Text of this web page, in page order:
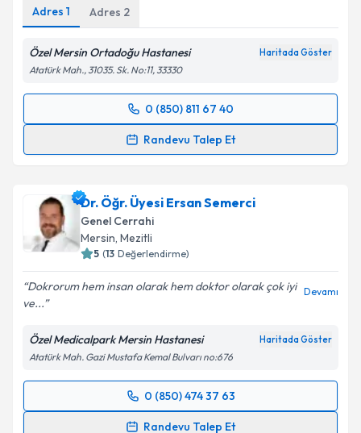
Adres 1 Adres 2
Özel Mersin Ortadoğu Hastanesi Haritada Göster
Atatürk Mah., 31035. Sk. No:11, 33330
0 (850) 811 67 40
Randevu Talep Et
Randevu Takvimi Talebi
takvim hazırlandığında e-posta ile bilgilendireceğiz.
E-posta Adresiniz
kapsamda işlenmesini kabul ediyorum.
Takvim Talebini Gönder
Dr. Öğr. Üyesi Ersan Semerci
Genel Cerrahi
Mersin, Mezitli
5 (13 Değerlendirme)
Dokrorum hem insan olarak hem doktor olarak çok iyi
ve...
Devamı
Özel Medicalpark Mersin Hastanesi Haritada Göster
Atatürk Mah. Gazi Mustafa Kemal Bulvarı no:676
0 (850) 474 37 63
Randevu Talep Et
Randevu Takvimi Talebi